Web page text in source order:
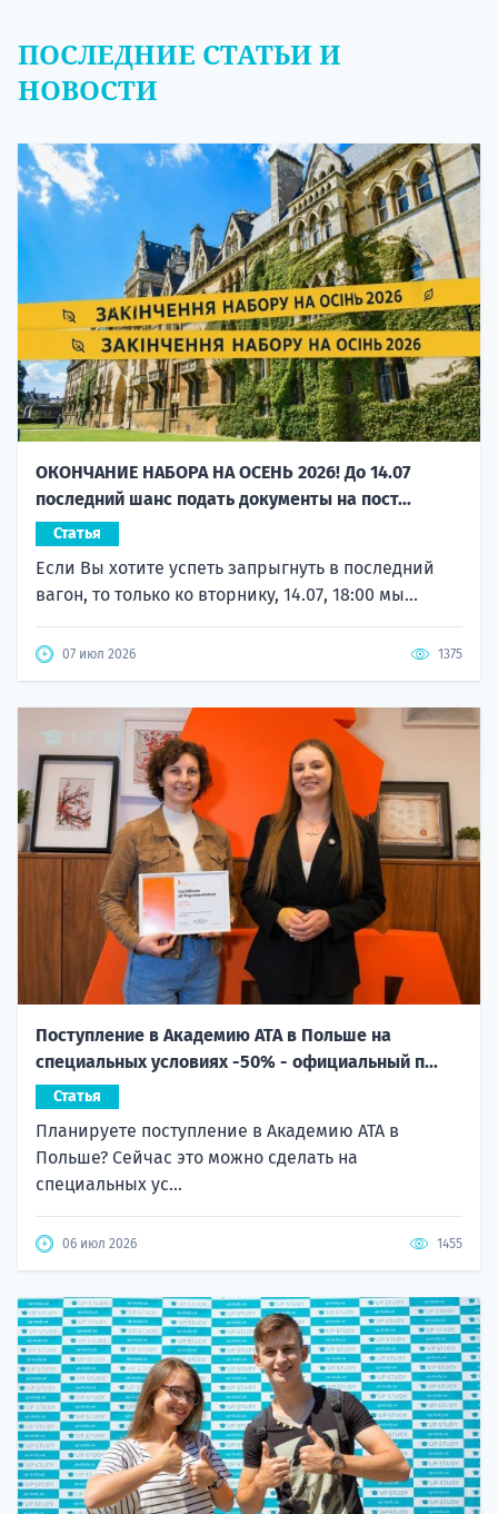
ПОСЛЕДНИЕ СТАТЬИ И
НОВОСТИ
ОКОНЧАНИЕ НАБОРА НА ОСЕНЬ 2026! До 14.07
последний шанс подать документы на пост...
Статья
Если Вы хотите успеть запрыгнуть в последний
вагон, то только ко вторнику, 14.07, 18:00 мы...
07 июл 2026 1375
Поступление в Академию ATA в Польше на
специальных условиях -50% - официальный п...
Статья
Планируете поступление в Академию ATA в
Польше? Сейчас это можно сделать на
специальных ус...
06 июл 2026 1455